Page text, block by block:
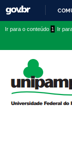
conteúdo
menu
superior
menu
Ir para o conteúdo 1 Ir